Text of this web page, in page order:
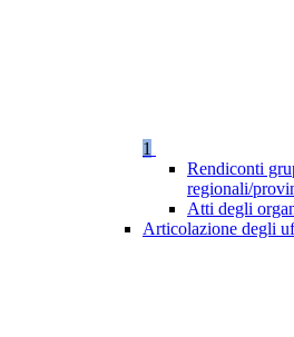
1
Rendiconti
regionali/
Atti degli
Articolazione degli